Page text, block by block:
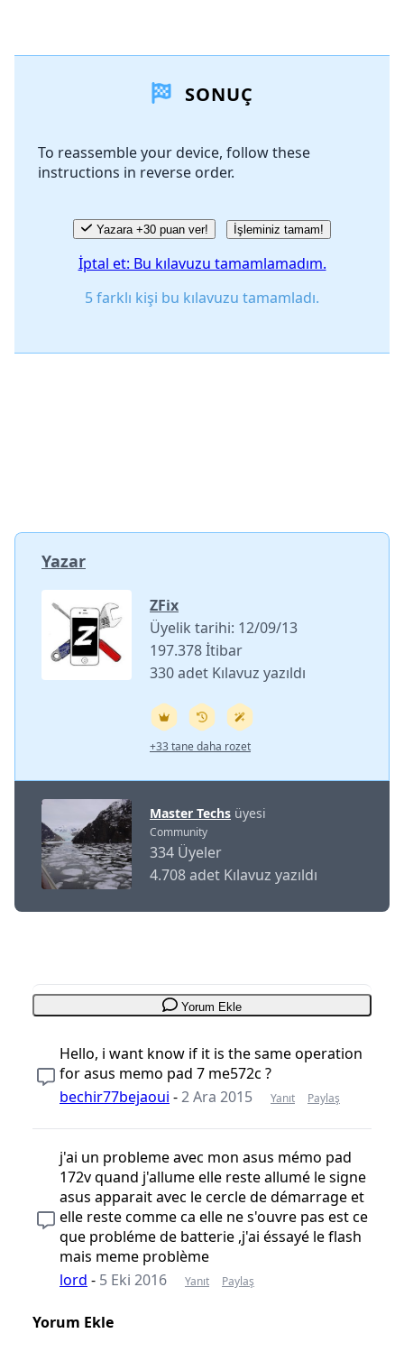
SONUÇ
To reassemble your device, follow these
instructions in reverse order.
Yazara +30 puan ver! İşleminiz tamam!
İptal et: Bu kılavuzu tamamlamadım.
5 farklı kişi bu kılavuzu tamamladı.
Yazar
ZFix
Üyelik tarihi: 12/09/13
197.378 İtibar
330 adet Kılavuz yazıldı
+33 tane daha rozet
Master Techs üyesi
Community
334 Üyeler
4.708 adet Kılavuz yazıldı
Yorum Ekle
Hello, i want know if it is the same operation
for asus memo pad 7 me572c ?
bechir77bejaoui -2 Ara 2015 Yanıt Paylaş
j'ai un probleme avec mon asus mémo pad
172v quand j'allume elle reste allumé le signe
asus apparait avec le cercle de démarrage et
elle reste comme ca elle ne s'ouvre pas est ce
que probléme de batterie ,j'ai éssayé le flash
mais meme problème
lord - 5 Eki 2016 Yanıt Paylaş
Yorum Ekle